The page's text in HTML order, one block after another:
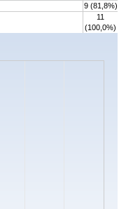
9 (81,8%)
11
(100,0%)